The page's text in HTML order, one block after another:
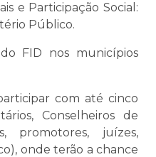
e Participação Social:
Público.
FID nos municípios
com até cinco
Conselheiros de
promotores, juízes,
onde terão a chance